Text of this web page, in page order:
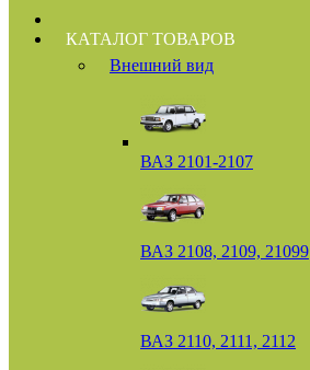
КАТАЛОГ ТОВАРОВ
Внешний вид
ВАЗ 2101-2107
ВАЗ 2108, 2109, 21099
ВАЗ 2110, 2111, 2112